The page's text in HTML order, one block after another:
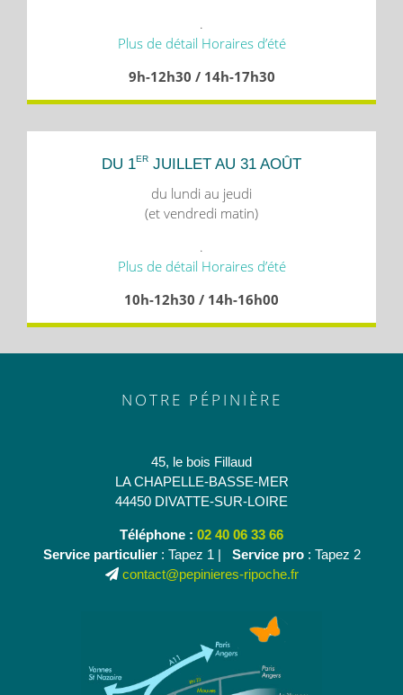
.
Plus de détail Horaires d’été
9h-12h30 / 14h-17h30
DU 1ER JUILLET AU 31 AOÛT
du lundi au jeudi
(et vendredi matin)
.
Plus de détail Horaires d’été
10h-12h30 / 14h-16h00
NOTRE PÉPINIÈRE
45, le bois Fillaud
LA CHAPELLE-BASSE-MER
44450 DIVATTE-SUR-LOIRE
Téléphone : 02 40 06 33 66
Service particulier: Tapez 1 | Service pro: Tapez 2
contact@pepinieres-ripoche.fr